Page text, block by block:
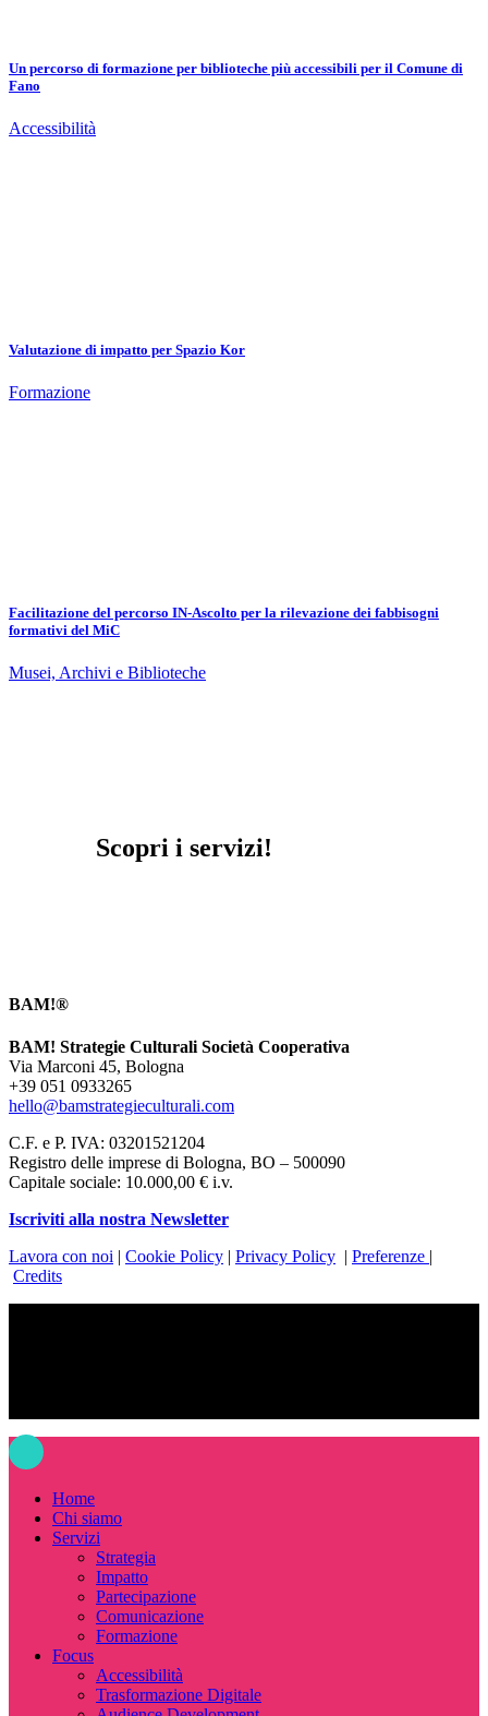
Un percorso di formazione per biblioteche più accessibili per il Comune di
Fano
Accessibilità
Valutazione di impatto per Spazio Kor
Formazione
Facilitazione del percorso IN-Ascolto per la rilevazione dei fabbisogni
formativi del MiC
Musei, Archivi e Biblioteche
Scopri i servizi!
BAM!®
BAM! Strategie Culturali Società Cooperativa
Via Marconi 45, Bologna
+39 051 0933265
hello@bamstrategieculturali.com
C.F. e P. IVA: 03201521204
Registro delle imprese di Bologna, BO – 500090
Capitale sociale: 10.000,00 € i.v.
Iscriviti alla nostra Newsletter
Lavora con noi | Cookie Policy | Privacy Policy | Preferenze |
Credits
Close
Menu
Home
Chi siamo
Servizi
Strategia
Impatto
Partecipazione
Comunicazione
Formazione
Focus
Accessibilità
Trasformazione Digitale